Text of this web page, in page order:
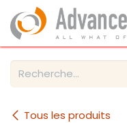
Se rendre au contenu
Tous les produits